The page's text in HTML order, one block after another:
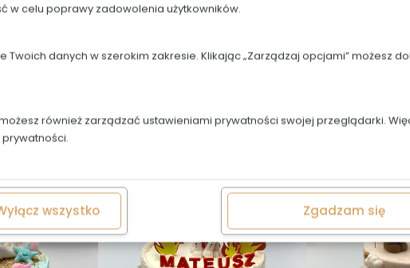
w celu poprawy zadowolenia użytkowników.
Twoich danych w szerokim zakresie. Klikając „Zarządzaj opcjami” możesz
również zarządzać ustawieniami prywatności swojej przeglądarki.
wszystko Zgadzam się
Angel 2